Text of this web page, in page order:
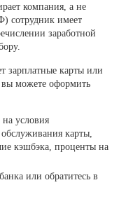
компания, а не
сотрудник имеет
заработной
зарплатные карты или
вы можете оформить
на условия
карты,
кэшбэка, проценты на
или обратитесь в